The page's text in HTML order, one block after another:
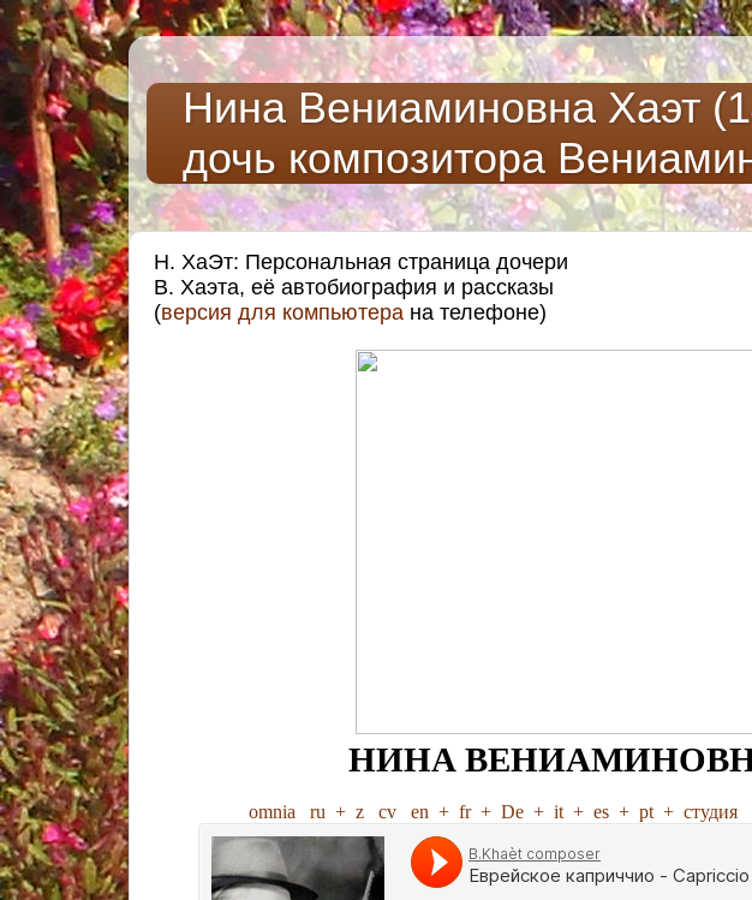
Нина Вениаминовна Хаэт
дочь композитора
Н. ХаЭт: Персональная страница дочери
В. Хаэта, её автобиография и рассказы
(версия для компьютера на телефоне)
НИНА
omnia ru + z cv en + fr + De + it + es + pt + студия